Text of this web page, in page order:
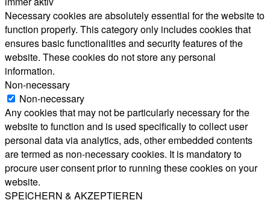
Necessary cookies are absolutely essential for the website to
function properly. This category only includes cookies that
ensures basic functionalities and security features of the
website. These cookies do not store any personal
information.
Non-necessary
Non-necessary
Any cookies that may not be particularly necessary for the
website to function and is used specifically to collect user
personal data via analytics, ads, other embedded contents
are termed as non-necessary cookies. It is mandatory to
procure user consent prior to running these cookies on your
website.
SPEICHERN & AKZEPTIEREN